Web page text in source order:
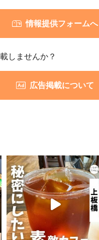
情報提供フォームへ
しませんか？
広告掲載について